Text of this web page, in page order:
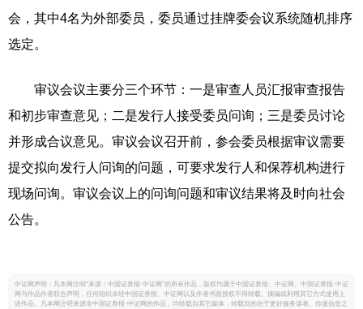
会，其中4名为外部委员，委员通过挂牌委会议系统随机排序
选定。
审议会议主要分三个环节：一是审查人员汇报审查报告
和初步审查意见；二是发行人接受委员问询；三是委员讨论
并形成合议意见。审议会议召开前，参会委员根据审议需要
提交拟向发行人问询的问题，可要求发行人和保荐机构进行
现场问询。审议会议上的问询问题和审议结果将及时向社会
公告。
中证网声明：凡本网注明“来源：中国证券报·中证网”的所有作品，版权均属于中国证券报、中证网。中国证券报·中证
网与作品作者联合声明，任何组织未经中国证券报、中证网以及作者书面授权不得转载、摘编或利用其它方式使用上
述作品。凡本网注明来源非中国证券报·中证网的作品，均转载自其它媒体，转载目的在于更好服务读者、传递信息之